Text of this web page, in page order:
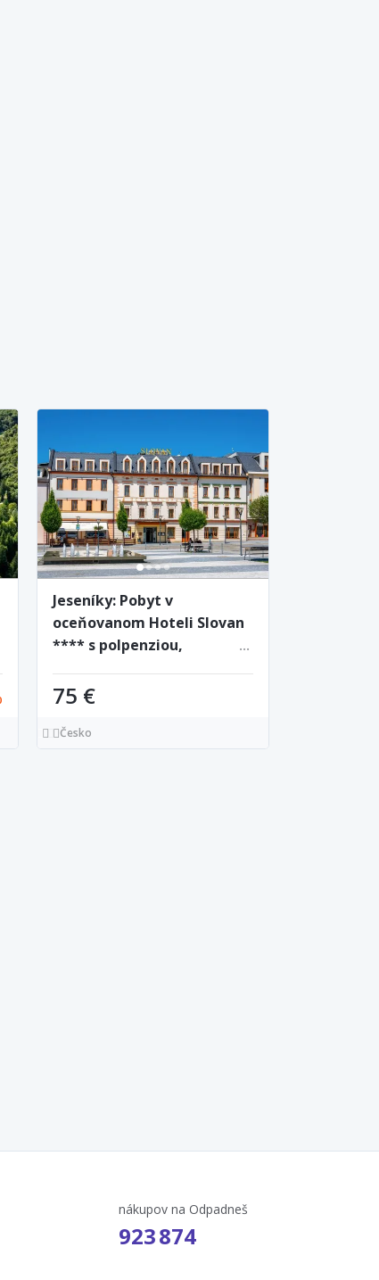
Jeseníky: Pobyt v
oceňovanom Hoteli Slovan
**** s polpenziou,
sauny a welcome drinkom
75 €
Česko
nákupov na Odpadneš
923 874